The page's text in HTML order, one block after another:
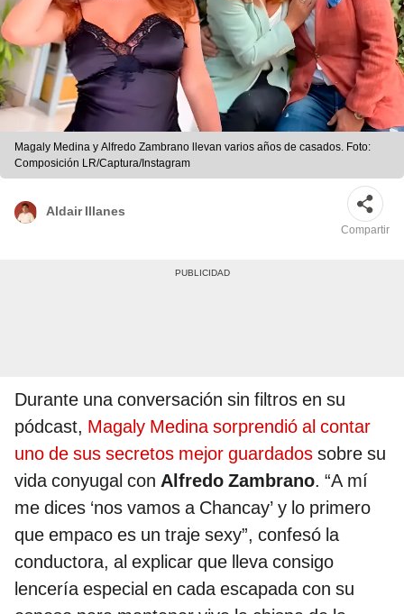
Magaly Medina y Alfredo Zambrano llevan varios años de casados. Foto:
Composición LR/Captura/Instagram
Aldair Illanes
Compartir
Durante una conversación sin filtros en su
pódcast, Magaly Medina sorprendió al contar
uno de sus secretos mejor guardados sobre su
vida conyugal con Alfredo Zambrano. “A mí
me dices ‘nos vamos a Chancay’ y lo primero
que empaco es un traje sexy”, confesó la
conductora, al explicar que lleva consigo
lencería especial en cada escapada con su